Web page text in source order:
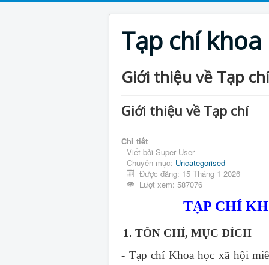
Tạp chí
Giới thiệu về Tạp chí
Giới thiệu về Tạp chí
Chi tiết
Viết bởi Super User
Chuyên mục: Uncategorised
Được đăng: 15 Tháng 1 2026
Lượt xem: 587076
TẠP CHÍ
1. TÔN CHỈ, MỤC ĐÍCH
- Tạp chí Khoa học xã hội